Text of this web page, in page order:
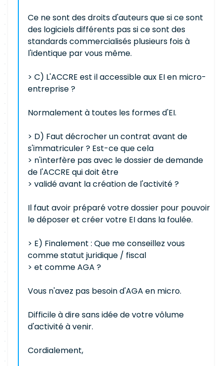
Ce ne sont des droits d'auteurs que si ce sont
des logiciels différents pas si ce sont des
standards commercialisés plusieurs fois à
l'identique par vous même.
> C) L'ACCRE est il accessible aux EI en micro-
entreprise ?
Normalement à toutes les formes d'EI.
> D) Faut décrocher un contrat avant de
s'immatriculer ? Est-ce que cela
> n'interfère pas avec le dossier de demande
de l'ACCRE qui doit être
> validé avant la création de l'activité ?
Il faut avoir préparé votre dossier pour pouvoir
le déposer et créer votre EI dans la foulée.
> E) Finalement : Que me conseillez vous
comme statut juridique / fiscal
> et comme AGA ?
Vous n'avez pas besoin d'AGA en micro.
Difficile à dire sans idée de votre vôlume
d'activité à venir.
Cordialement,